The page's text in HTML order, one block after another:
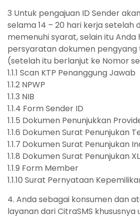
3 Untuk pengajuan ID Sender
selama 14 – 20 hari kerja setelah
memenuhi syarat, selain itu
persyaratan dokumen pengyang
(setelah itu berlanjut ke Nomor
1.1.1 Scan KTP Penanggung Jawab
1.1.2 NPWP
1.1.3 NIB
1.1.4 Form Sender ID
1.1.5 Dokumen Penunjukkan
1.1.6 Dokumen Surat Penunjukan
1.1.7 Dokumen Surat Penunjukan
1.1.8 Dokumen Surat Penunjukan XL
1.1.9 Form Member
1.1.10 Surat Pernyataan
4. Anda sebagai konsumen dan
layanan dari CitraSMS khususnya